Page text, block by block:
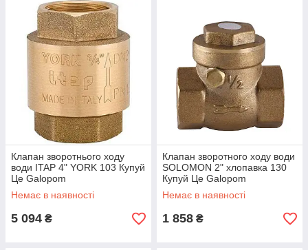
Клапан зворотнього ходу
води ITAP 4" YORK 103 Купуй
Це Galopom
Немає в наявності
5 094 ₴
Клапан зворотного ходу води
SOLOMON 2" хлопавка 130
Купуй Це Galopom
Немає в наявності
1 858 ₴